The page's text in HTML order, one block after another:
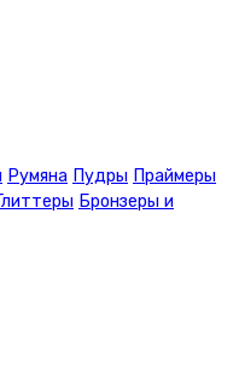
Румяна Пудры Праймеры
Бронзеры и